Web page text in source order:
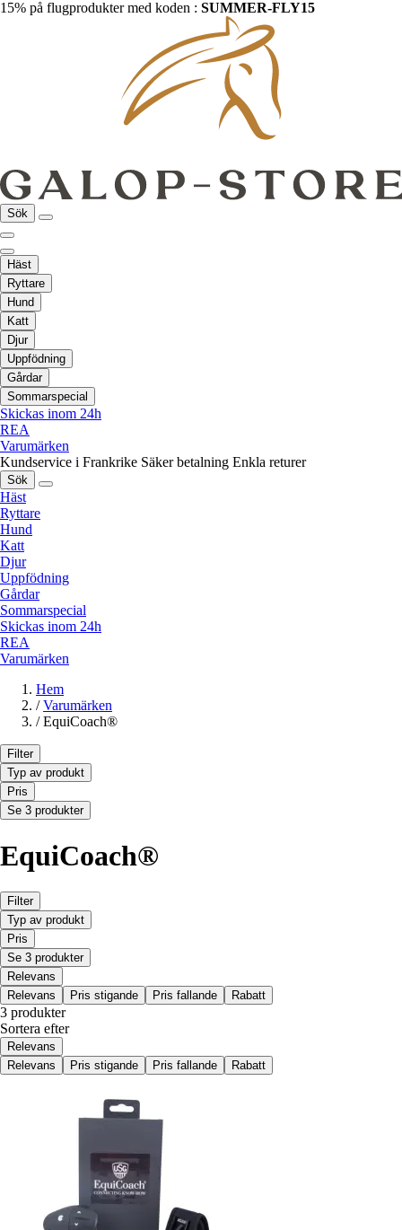
15% på flugprodukter med koden : SUMMER-FLY15
Sök
Häst
Ryttare
Hund
Katt
Djur
Uppfödning
Gårdar
Sommarspecial
Skickas inom 24h
REA
Varumärken
Kundservice i Frankrike Säker betalning Enkla returer
Sök
Häst
Ryttare
Hund
Katt
Djur
Uppfödning
Gårdar
Sommarspecial
Skickas inom 24h
REA
Varumärken
Hem
/ Varumärken
/ EquiCoach®
Filter
Typ av produkt
Pris
Se 3 produkter
EquiCoach®
Filter
Typ av produkt
Pris
Se 3 produkter
Relevans
Relevans
Pris stigande Pris fallande Rabatt
3 produkter
Sortera efter
Relevans
Relevans
Pris stigande Pris fallande Rabatt